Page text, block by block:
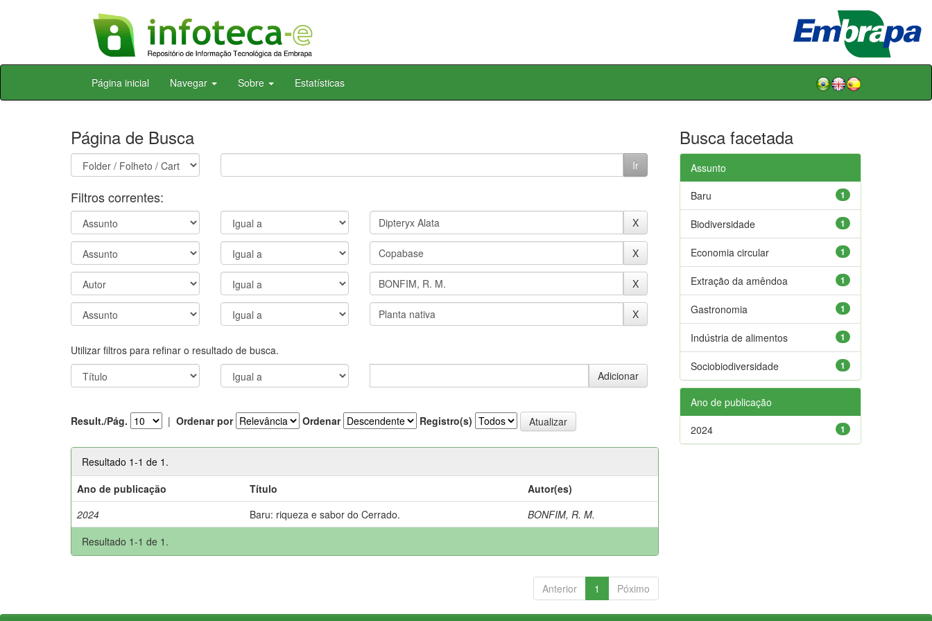
Skip
Página inicial Navegar Sobre Estatísticas
Página de Busca
Filtros correntes:
Utilizar filtros para refinar o resultado de busca.
Result./Pág. | Ordenar por Ordenar Registro(s)
Resultado 1-1 de 1.
Ano de publicação
Título
Autor(es)
2024
Baru: riqueza e sabor do Cerrado.
BONFIM, R. M.
Resultado 1-1 de 1.
Anterior 1 Póximo
Busca facetada
Assunto
1
Baru
1
Biodiversidade
1
Economia circular
1
Extração da amêndoa
1
Gastronomia
1
Indústria de alimentos
1
Sociobiodiversidade
Ano de publicação
1
2024